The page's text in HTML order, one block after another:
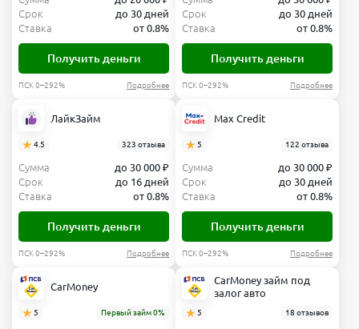
Срок
до 30 дней
Ставка
от 0.8%
Получить деньги
ПСК 0–292% Подробнее
Срок
до 30 дней
Ставка
от 0.8%
Получить деньги
ПСК 0–292% Подробнее
ЛайкЗайм
4.5 323 отзыва
Сумма
до 30 000 ₽
Срок
до 16 дней
Ставка
от 0.8%
Получить деньги
ПСК 0–292% Подробнее
Max Credit
5 122 отзыва
Сумма
до 30 000 ₽
Срок
до 30 дней
Ставка
от 0.8%
Получить деньги
ПСК 0–292% Подробнее
CarMoney
5 Первый займ 0%
CarMoney займ под
залог авто
5 18 отзывов